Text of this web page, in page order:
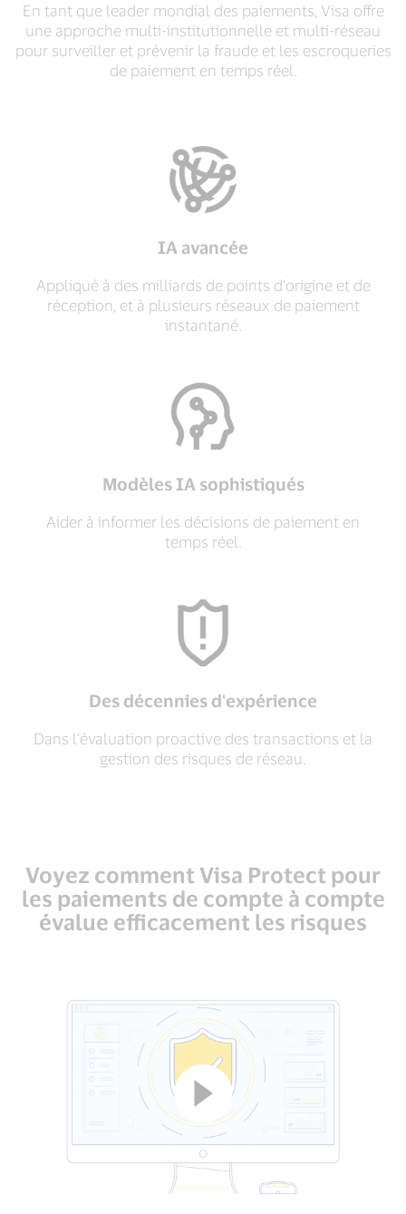
En tant que leader mondial des paiements, Visa offre
une approche multi-institutionnelle et multi-réseau
pour surveiller et prévenir la fraude et les escroqueries
de paiement en temps réel.
IA avancée
Appliqué à des milliards de points d'origine et de
réception, et à plusieurs réseaux de paiement
instantané.
Modèles IA sophistiqués
Aider à informer les décisions de paiement en
temps réel.
Des décennies d'expérience
Dans l'évaluation proactive des transactions et la
gestion des risques de réseau.
Voyez comment Visa Protect pour
les paiements de compte à compte
évalue efficacement les risques